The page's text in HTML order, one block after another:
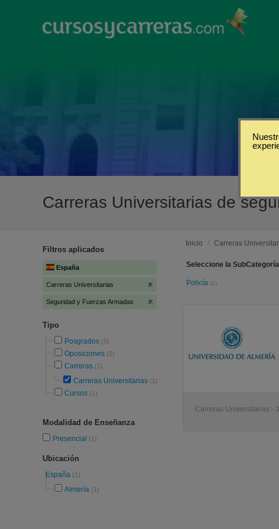
Carreras Universitarias de
Filtros aplicados
España
Carreras Universitarias
Seguridad y Fuerzas Armadas
Tipo
Posgrados (5)
Oposiciones (2)
Carreras (1)
Carreras Universitarias (1)
Cursos (1)
Modalidad de Enseñanza
Presencial (1)
Ubicación
España (1)
Almería (1)
Inicio / Carreras
Seleccione la
Policía (1)
Carreras Universitarias -